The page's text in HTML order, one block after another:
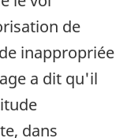
de
inappropriée
a dit qu'il
dans